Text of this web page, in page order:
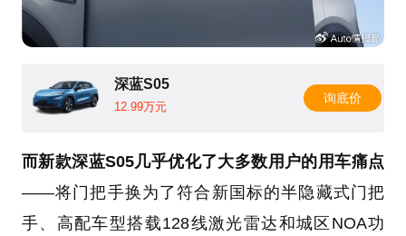
深蓝S05
12.99万元
询底价
而新款深蓝S05几乎优化了大多数用户的用车痛点
——将门把手换为了符合新国标的半隐藏式门把
手、高配车型搭载128线激光雷达和城区NOA功